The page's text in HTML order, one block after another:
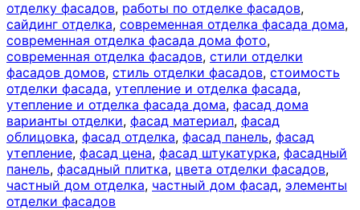
отделку фасадов, работы по отделке фасадов,
сайдинг отделка, современная отделка фасада дома,
современная отделка фасада дома фото,
современная отделка фасадов, стили отделки
фасадов домов, стиль отделки фасадов, стоимость
отделки фасада, утепление и отделка фасада,
утепление и отделка фасада дома, фасад дома
варианты отделки, фасад материал, фасад
облицовка, фасад отделка, фасад панель, фасад
утепление, фасад цена, фасад штукатурка, фасадный
панель, фасадный плитка, цвета отделки фасадов,
частный дом отделка, частный дом фасад, элементы
отделки фасадов